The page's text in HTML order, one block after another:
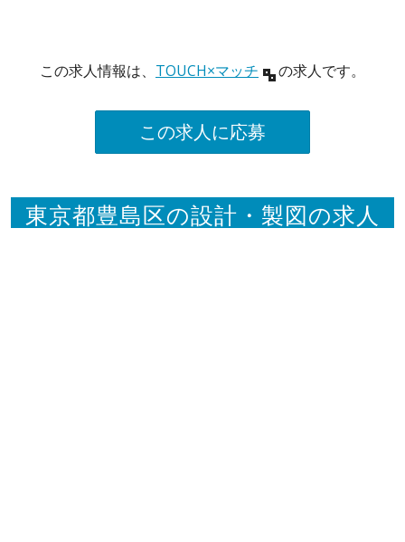
この求人情報は、 TOUCH×マッチ の求人です。
この求人に応募
東京都豊島区の設計・製図の求人